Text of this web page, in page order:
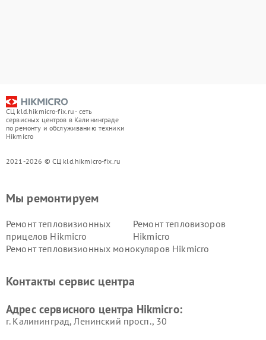
СЦ kld.hikmicro-fix.ru - сеть
сервисных центров в Калининграде
по ремонту и обслуживанию техники
Hikmicro
2021-2026 © СЦ kld.hikmicro-fix.ru
Мы ремонтируем
Ремонт тепловизионных
прицелов Hikmicro
Ремонт тепловизоров
Hikmicro
Ремонт тепловизионных монокуляров Hikmicro
Контакты сервис центра
Адрес сервисного центра Hikmicro:
г. Калининград, Ленинский просп., 30